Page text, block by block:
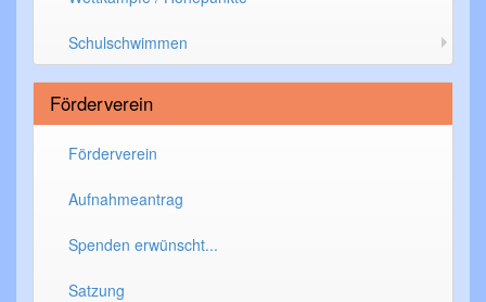
Schulschwimmen
Förderverein
Förderverein
Aufnahmeantrag
Spenden erwünscht...
Satzung